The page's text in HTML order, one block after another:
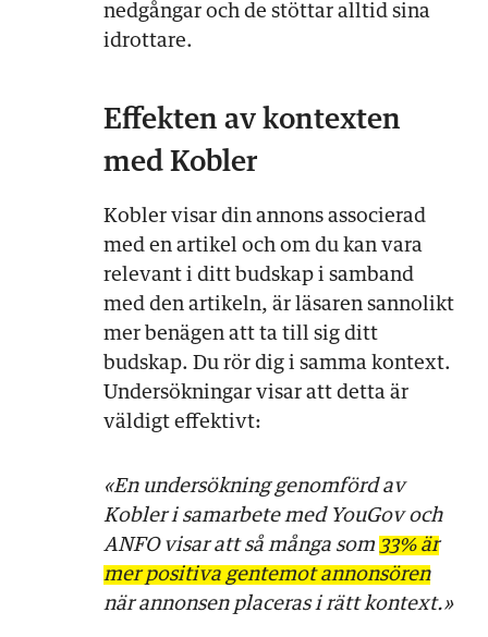
nedgångar och de stöttar alltid sina
idrottare.
Effekten av kontexten
med Kobler
Kobler visar din annons associerad
med en artikel och om du kan vara
relevant i ditt budskap i samband
med den artikeln, är läsaren sannolikt
mer benägen att ta till sig ditt
budskap. Du rör dig i samma kontext.
Undersökningar visar att detta är
väldigt effektivt:
«En undersökning genomförd av
Kobler i samarbete med YouGov och
ANFO visar att så många som 33% är
mer positiva gentemot annonsören
när annonsen placeras i rätt kontext.»